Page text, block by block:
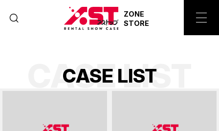
ZONE
STORE
CASE LIST
CASE LIST